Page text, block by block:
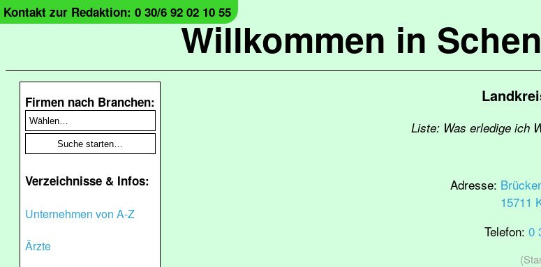
Willkommen in
Kontakt zur Redaktion: 0 30/6 92 02 10 55
Firmen nach Branchen:
Verzeichnisse & Infos:
Unternehmen von A-Z
Ärzte
Liste: Was erledige ich
Adresse:
15711
Telefon: 0